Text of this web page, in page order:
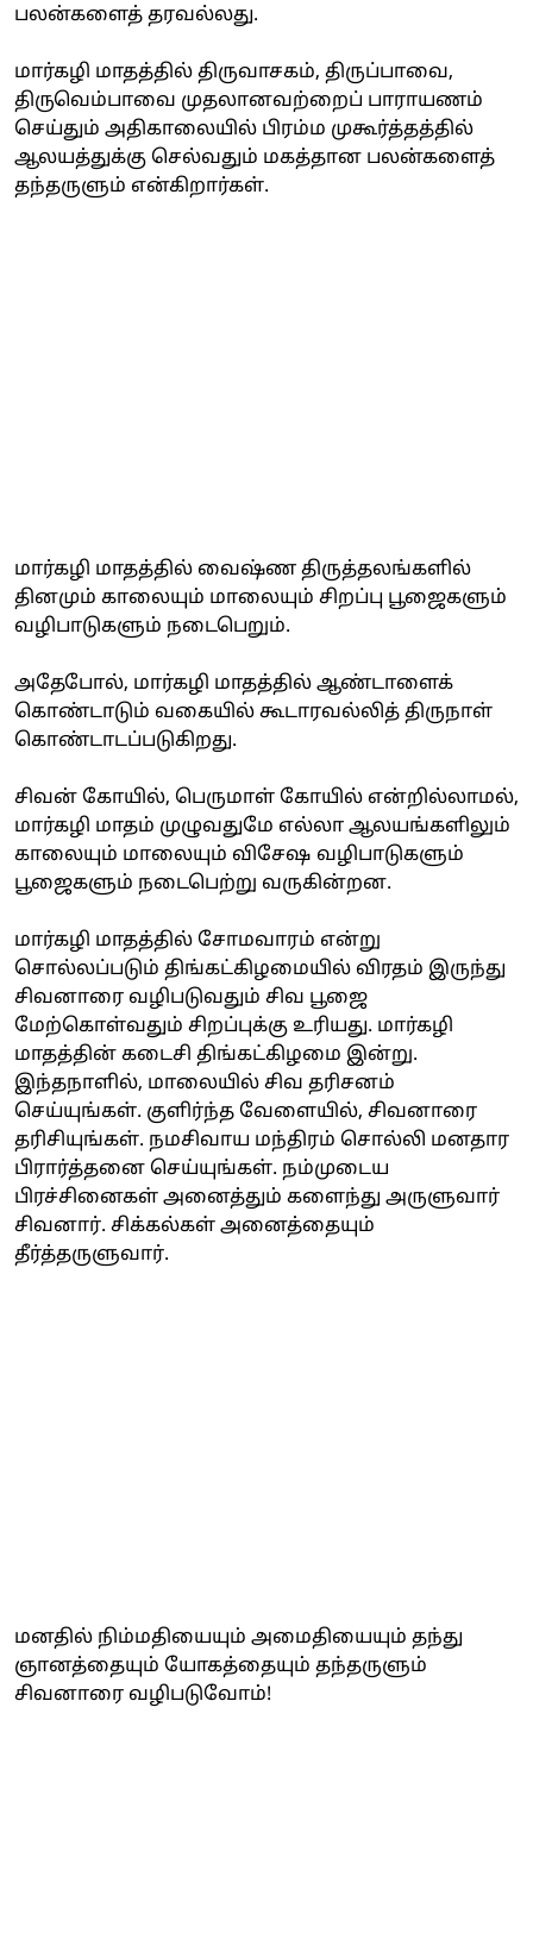
பலன்களைத் தரவல்லது.
மார்கழி மாதத்தில் திருவாசகம், திருப்பாவை,
திருவெம்பாவை முதலானவற்றைப் பாராயணம்
செய்தும் அதிகாலையில் பிரம்ம முகூர்த்தத்தில்
ஆலயத்துக்கு செல்வதும் மகத்தான பலன்களைத்
தந்தருளும் என்கிறார்கள்.
மார்கழி மாதத்தில் வைஷ்ண திருத்தலங்களில்
தினமும் காலையும் மாலையும் சிறப்பு பூஜைகளும்
வழிபாடுகளும் நடைபெறும்.
அதேபோல், மார்கழி மாதத்தில் ஆண்டாளைக்
கொண்டாடும் வகையில் கூடாரவல்லித் திருநாள்
கொண்டாடப்படுகிறது.
சிவன் கோயில், பெருமாள் கோயில் என்றில்லாமல்,
மார்கழி மாதம் முழுவதுமே எல்லா ஆலயங்களிலும்
காலையும் மாலையும் விசேஷ வழிபாடுகளும்
பூஜைகளும் நடைபெற்று வருகின்றன.
மார்கழி மாதத்தில் சோமவாரம் என்று
சொல்லப்படும் திங்கட்கிழமையில் விரதம் இருந்து
சிவனாரை வழிபடுவதும் சிவ பூஜை
மேற்கொள்வதும் சிறப்புக்கு உரியது. மார்கழி
மாதத்தின் கடைசி திங்கட்கிழமை இன்று.
இந்தநாளில், மாலையில் சிவ தரிசனம்
செய்யுங்கள். குளிர்ந்த வேளையில், சிவனாரை
தரிசியுங்கள். நமசிவாய மந்திரம் சொல்லி மனதார
பிரார்த்தனை செய்யுங்கள். நம்முடைய
பிரச்சினைகள் அனைத்தும் களைந்து அருளுவார்
சிவனார். சிக்கல்கள் அனைத்தையும்
தீர்த்தருளுவார்.
மனதில் நிம்மதியையும் அமைதியையும் தந்து
ஞானத்தையும் யோகத்தையும் தந்தருளும்
சிவனாரை வழிபடுவோம்!